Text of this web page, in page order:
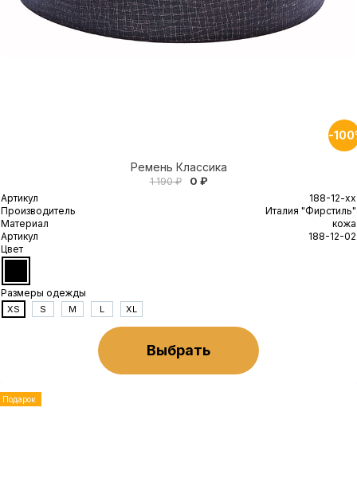
-
Ремень Классика
1 190 ₽ 0 ₽
Артикул
188-12-xx
Производитель
Италия "Фирстиль"
Материал
кожа
Артикул
188-12-02
Цвет
Размеры одежды
XS S M L XL
Выбрать
Подарок